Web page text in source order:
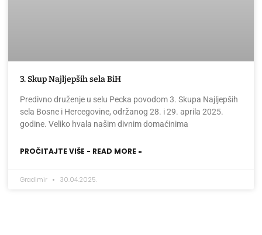
3. Skup Najljepših sela BiH
Predivno druženje u selu Pecka povodom 3. Skupa Najljepših
sela Bosne i Hercegovine, održanog 28. i 29. aprila 2025.
godine. Veliko hvala našim divnim domaćinima
PROČITAJTE VIŠE - READ MORE »
Gradimir 30.04.2025.